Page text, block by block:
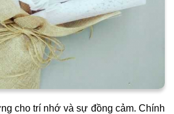
cho trí nhớ và sự đồng cảm. Chính